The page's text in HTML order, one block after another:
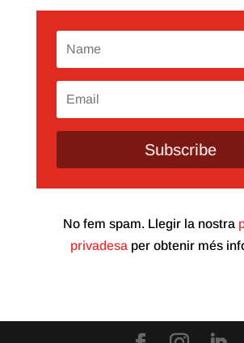
Subscribe
No fem spam. Llegir la nostra
privadesa per obtenir més